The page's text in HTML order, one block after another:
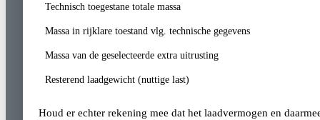
Technisch toegestane totale massa
Massa in rijklare toestand vlg. technische gegevens
Massa van de geselecteerde extra uitrusting
Resterend laadgewicht (nuttige last)
Houd er echter rekening mee dat het laadvermogen en